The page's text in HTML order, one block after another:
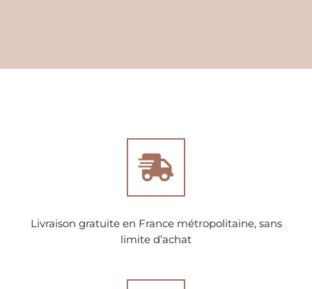
Livraison gratuite en France métropolitaine, sans
limite d’achat